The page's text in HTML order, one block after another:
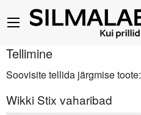
Tellimine
Soovisite tellida järgmise toote:
Wikki Stix vaharibad